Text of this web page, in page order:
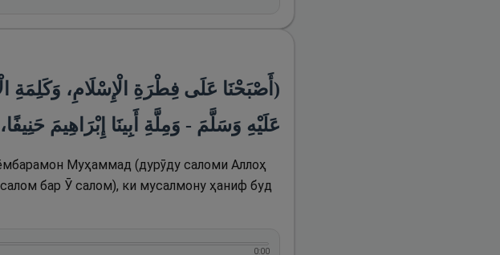
(أَصْبَحْنَا عَلَى فِطْرَةِ الْإِسْلَامِ، وَكَلِمَةِ
عَلَيْهِ وَسَلَّمَ - وَمِلَّةِ أَبِينَا إِبْرَاهِيمَ
Муҳаммад (дурӯду саломи Аллоҳ
бар Ӯ салом), ки мусалмону ҳаниф буд
0:00